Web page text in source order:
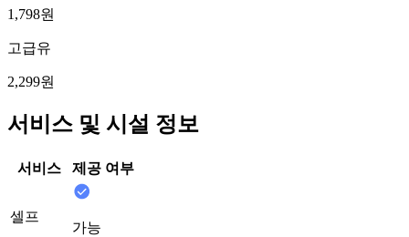
1,798원
고급유
2,299원
서비스 및 시설 정보
서비스 제공 여부
셀프
가능